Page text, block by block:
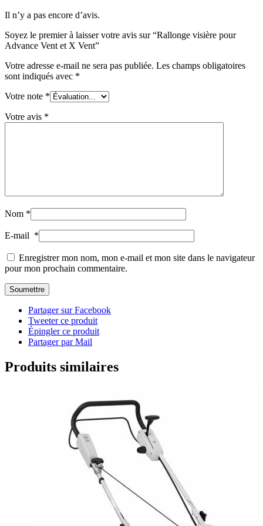
Il n’y a pas encore d’avis.
Soyez le premier à laisser votre avis sur “Rallonge visière pour
Advance Vent et X Vent”
Votre adresse e-mail ne sera pas publiée. Les champs obligatoires
sont indiqués avec *
Votre note *
Votre avis *
Nom *
E-mail *
Enregistrer mon nom, mon e-mail et mon site dans le navigateur
pour mon prochain commentaire.
Partager sur Facebook
Tweeter ce produit
Épingler ce produit
Partager par Mail
Produits similaires